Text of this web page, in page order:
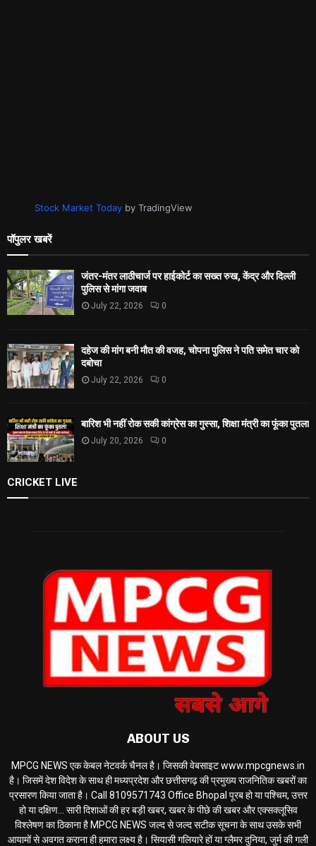
Stock Market Today by TradingView
पॉपुलर खबरें
जंतर-मंतर लाठीचार्ज पर हाईकोर्ट का सख्त रुख, केंद्र और दिल्ली
पुलिस से मांगा जवाब
July 22, 2026 0
दहेज की मांग बनी मौत की वजह, चोपना पुलिस ने पति समेत चार को
दबोचा
July 22, 2026 0
बारिश भी नहीं रोक सकी कांग्रेस का गुस्सा, शिक्षा मंत्री का फूंका पुतला
July 20, 2026 0
CRICKET LIVE
ABOUT US
MPCG NEWS एक केबल नेटवर्क चैनल है। जिसकी वेबसाइट www.mpcgnews.in
है। जिसमें देश विदेश के साथ ही मध्यप्रदेश और छत्तीसगढ़ की प्रमुख्य राजनितिक खबरों का
प्रसारण किया जाता है। Call 8109571743 Office Bhopal पूरब हो या पश्चिम, उत्तर
हो या दक्षिण... सारी दिशाओं की हर बड़ी खबर, खबर के पीछे की खबर और एक्सक्लूसिव
विश्लेषण का ठिकाना है MPCG NEWS जल्द से जल्द सटीक सूचना के साथ उसके सभी
आयामों से अवगत कराना ही हमारा लक्ष्य है। सियासी गलियारे हों या ग्लैमर दुनिया, जुर्म की गली